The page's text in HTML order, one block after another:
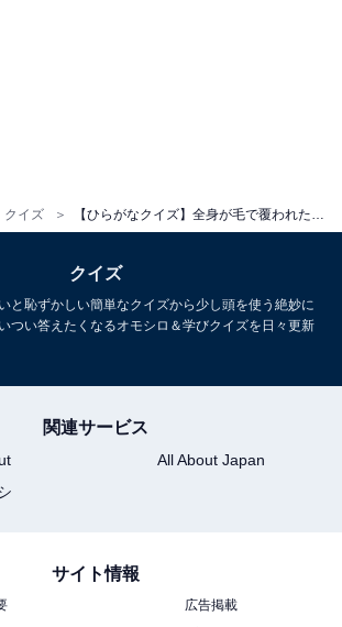
クイズ 【ひらがなクイズ】全身が毛で覆われた生き物がヒント！ 共通するひらがな2文字を考えてみよう！
クイズ
と恥ずかしい簡単なクイズから少し頭を使う絶妙に
つい答えたくなるオモシロ＆学びクイズを日々更新
関連サービス
All About Japan
サイト情報
広告掲載